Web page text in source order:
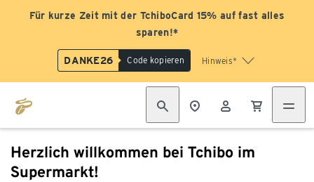
Für kurze Zeit mit der TchiboCard 15% auf fast alles
sparen!*
DANKE26 Code kopieren Hinweis*
Herzlich willkommen bei Tchibo im
Supermarkt!